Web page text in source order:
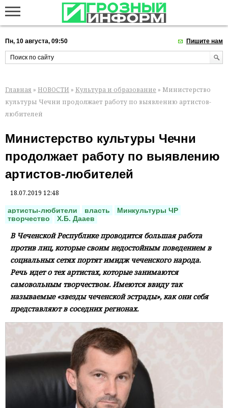
Пн, 10 августа, 09:50 Пишите нам
Главная » НОВОСТИ » Культура и образование » Министерство
культуры Чечни продолжает работу по выявлению артистов-
любителей
Министерство культуры Чечни
продолжает работу по выявлению
артистов-любителей
18.07.2019 12:48
артисты-любители власть
Минкультуры ЧР
творчество
Х.Б. Дааев
В Чеченской Республике проводится большая работа
против лиц, которые своим недостойным поведением в
социальных сетях портят имидж чеченского народа.
Речь идет о тех артистах, которые занимаются
самовольным творчеством. Имеются ввиду так
называемые «звезды чеченской эстрады», как они себя
представляют в соседних регионах.